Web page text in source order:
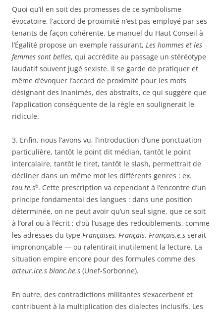
Quoi qu’il en soit des promesses de ce symbolisme
évocatoire, l’accord de proximité n’est pas employé par ses
tenants de façon cohérente. Le manuel du Haut Conseil à
l’Égalité propose un exemple rassurant, Les hommes et les
femmes sont belles, qui accrédite au passage un stéréotype
laudatif souvent jugé sexiste. Il se garde de pratiquer et
même d’évoquer l’accord de proximité pour les mots
désignant des inanimés, des abstraits, ce qui suggère que
l’application conséquente de la règle en soulignerait le
ridicule.
3. Enfin, nous l’avons vu, l’introduction d’une ponctuation
particulière, tantôt le point dit médian, tantôt le point
intercalaire, tantôt le tiret, tantôt le slash, permettrait de
décliner dans un même mot les différents genres : ex.
tou.te.s6. Cette prescription va cependant à l’encontre d’un
principe fondamental des langues : dans une position
déterminée, on ne peut avoir qu’un seul signe, que ce soit
à l’oral ou à l’écrit ; d’où l’usage des redoublements, comme
les adresses du type Françaises, Français. Français.e.s serait
imprononçable — ou ralentirait inutilement la lecture. La
situation empire encore pour des formules comme des
acteur.ice.s blanc.he.s (Unef-Sorbonne).
En outre, des contradictions militantes s’exacerbent et
contribuent à la multiplication des dialectes inclusifs. Les